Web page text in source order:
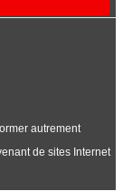
autrement
de sites Internet